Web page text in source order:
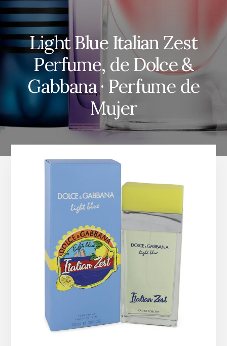
Light Blue Italian Zest
Perfume, de Dolce &
Gabbana · Perfume de
Mujer